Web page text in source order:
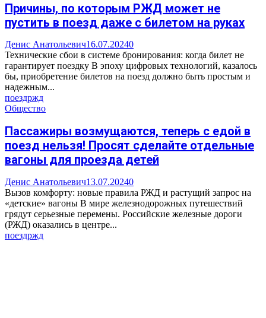
Причины, по которым РЖД может не
пустить в поезд даже с билетом на руках
Денис Анатольевич16.07.20240
Технические сбои в системе бронирования: когда билет не
гарантирует поездку В эпоху цифровых технологий, казалось
бы, приобретение билетов на поезд должно быть простым и
надежным...
поездржд
Общество
Пассажиры возмущаются, теперь с едой в
поезд нельзя! Просят сделайте отдельные
вагоны для проезда детей
Денис Анатольевич13.07.20240
Вызов комфорту: новые правила РЖД и растущий запрос на
«детские» вагоны В мире железнодорожных путешествий
грядут серьезные перемены. Российские железные дороги
(РЖД) оказались в центре...
поездржд